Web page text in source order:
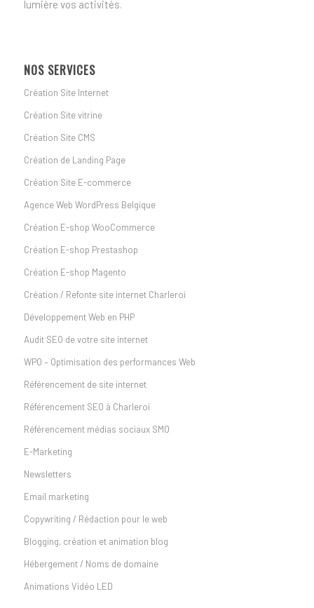
lumière vos activités.
NOS SERVICES
Création Site Internet
Création Site vitrine
Création Site CMS
Création de Landing Page
Création Site E-commerce
Agence Web WordPress Belgique
Création E-shop WooCommerce
Création E-shop Prestashop
Création E-shop Magento
Création / Refonte site internet Charleroi
Développement Web en PHP
Audit SEO de votre site internet
WPO – Optimisation des performances Web
Référencement de site internet
Référencement SEO à Charleroi
Référencement médias sociaux SMO
E-Marketing
Newsletters
Email marketing
Copywriting / Rédaction pour le web
Blogging, création et animation blog
Hébergement / Noms de domaine
Animations Vidéo LED